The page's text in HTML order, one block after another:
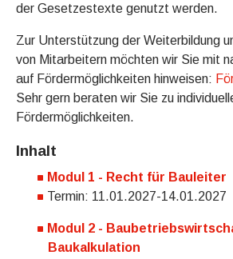
der Gesetzestexte genutzt werden.
Zur Unterstützung der Weiterbildung
von Mitarbeitern möchten wir Sie mit
auf Fördermöglichkeiten hinweisen:
Sehr gern beraten wir Sie zu
Fördermöglichkeiten.
Inhalt
Modul 1 - Recht für Bauleiter
Termin: 11.01.2027-14.01.2027
Modul 2 -
Baukalkulation